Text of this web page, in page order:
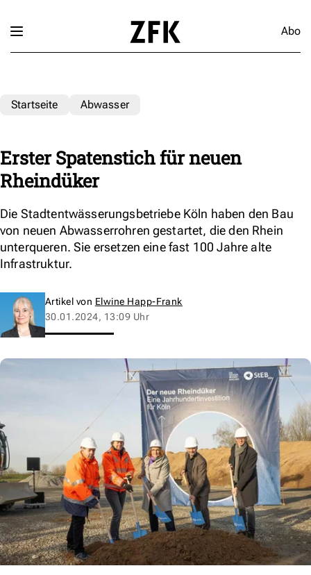
Abo
Startseite Abwasser
Erster Spatenstich für neuen
Rheindüker
Die Stadtentwässerungsbetriebe Köln haben den Bau
von neuen Abwasserrohren gestartet, die den Rhein
unterqueren. Sie ersetzen eine fast 100 Jahre alte
Infrastruktur.
Artikel von Elwine Happ-Frank
30.01.2024, 13:09 Uhr